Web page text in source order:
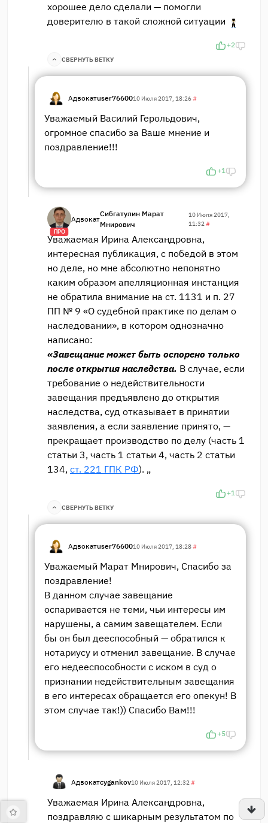
хорошее дело сделали — помогли
доверителю в такой сложной ситуации
+2
СВЕРНУТЬ ВЕТКУ
Адвокатuser7660010 Июля 2017, 18:26#
Уважаемый Василий Герольдович,
огромное спасибо за Ваше мнение и
поздравление!!!
+1
ПРО
Адвокат
Сибгатулин Марат
Мнирович
10 Июля 2017,
11:32#
Уважаемая Ирина Александровна,
интересная публикация, с победой в этом
но деле, но мне абсолютно непонятно
каким образом апелляционная инстанция
не обратила внимание на ст. 1131 и п. 27
ПП № 9 «О судебной практике по делам о
наследовании», в котором однозначно
написано:
«Завещание может быть оспорено только
после открытия наследства. В случае, если
требование о недействительности
завещания предъявлено до открытия
наследства, суд отказывает в принятии
заявления, а если заявление принято, —
прекращает производство по делу (часть 1
статьи 3, часть 1 статьи 4, часть 2 статьи
134, ст. 221 ГПК РФ). „
+1
СВЕРНУТЬ ВЕТКУ
Адвокатuser7660010 Июля 2017, 18:28#
Уважаемый Марат Мнирович, Спасибо за
поздравление!
В данном случае завещание
оспаривается не теми, чьи интересы им
нарушены, а самим завещателем. Если
бы он был дееспособный — обратился к
нотариусу и отменил завещание. В случае
его недееспособности с иском в суд о
признании недействительным завещания
в его интересах обращается его опекун! В
этом случае так!)) Спасибо Вам!!!
+5
Адвокатcygankov10 Июля 2017, 12:32 #
Уважаемая Ирина Александровна,
поздравляю с шикарным результатом по